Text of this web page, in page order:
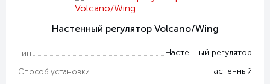
Настенный регулятор Volcano/Wing
Тип Настенный регулятор
Способ установки Настенный